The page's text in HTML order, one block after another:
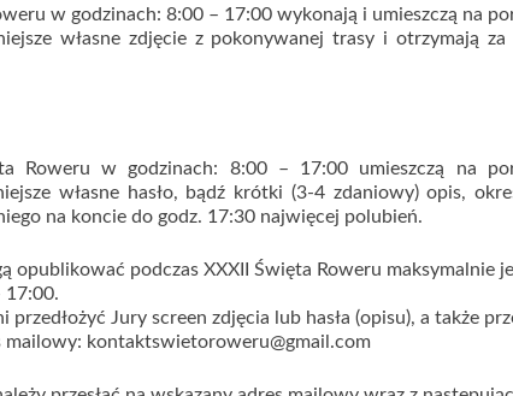
w godzinach: 8:00 – 17:00 wykonają i umieszczą na
własne zdjęcie z pokonywanej trasy i otrzymają
Roweru w godzinach: 8:00 – 17:00 umieszczą na
własne hasło, bądź krótki (3-4 zdaniowy) opis,
na koncie do godz. 17:30 najwięcej polubień.
opublikować podczas XXXII Święta Roweru maksymalnie
17:00.
Jury screen zdjęcia lub hasła (opisu), a także
mailowy: kontaktswietoroweru@gmail.com